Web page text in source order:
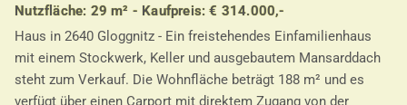
Nutzfläche: 29 m² - Kaufpreis: € 314.000,-
Haus in 2640 Gloggnitz - Ein freistehendes Einfamilienhaus
mit einem Stockwerk, Keller und ausgebautem Mansarddach
steht zum Verkauf. Die Wohnfläche beträgt 188 m² und es
verfügt über einen Carport mit direktem Zugang von der